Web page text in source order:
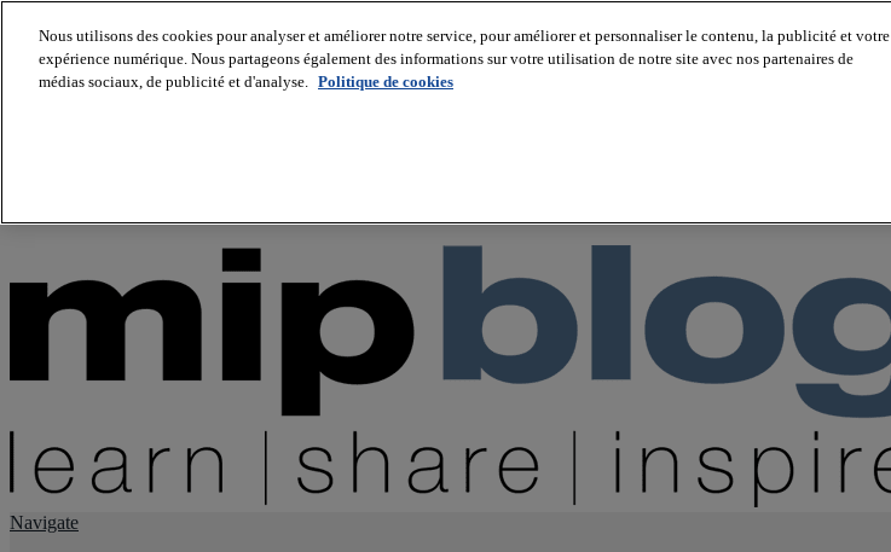
About us
Navigate
Nous utilisons des cookies pour analyser et améliorer notre service, pour améliorer et personnaliser le contenu, la publicité et votre
expérience numérique. Nous partageons également des informations sur votre utilisation de notre site avec nos partenaires de
médias sociaux, de publicité et d'analyse. Politique de cookies